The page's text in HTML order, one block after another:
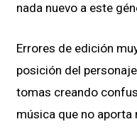
nada nuevo a este
Errores de edición
posición del
tomas creando
música que no aporta